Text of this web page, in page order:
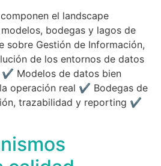
el landscape
bodegas y lagos de
sobre Gestión de Información,
de los entornos de datos
✔️ Modelos de datos bien
operación real ✔️ Bodegas de
trazabilidad y reporting ✔️